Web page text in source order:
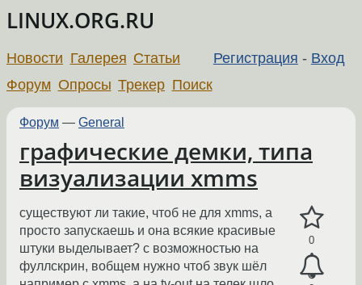
LINUX.ORG.RU
Регистрация - Вход
Новости Галерея Статьи
Форум Опросы Трекер Поиск
Форум — General
графические демки, типа
визуализации xmms
0
существуют ли такие, чтоб не для xmms, а
просто запускаешь и она всякие красивые
штуки выделывает? с возможностью на
фуллскрин, вобщем нужно чтоб звук шёл